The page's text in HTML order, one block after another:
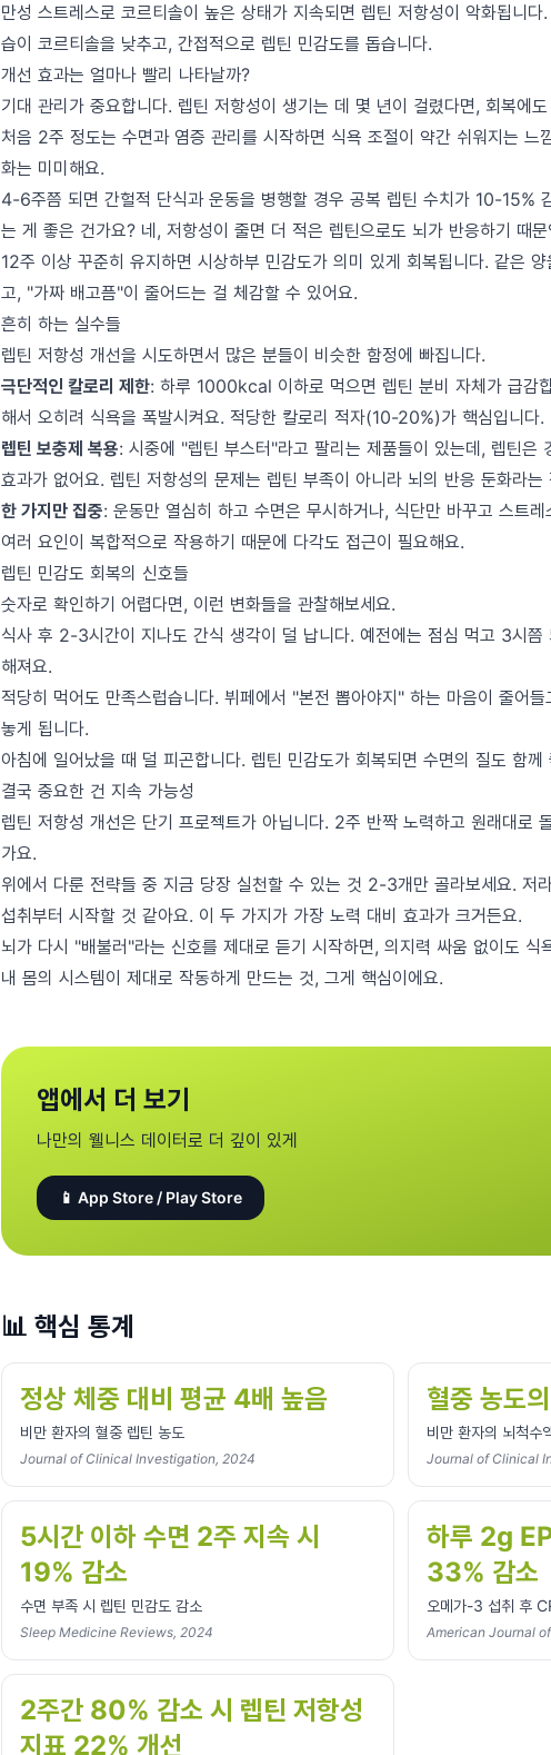
만성 스트레스로 코르티솔이 높은 상태가 지속되면 렙틴 저항성이 악화됩니
습이 코르티솔을 낮추고, 간접적으로 렙틴 민감도를 돕습니다.
개선 효과는 얼마나 빨리 나타날까?
기대 관리가 중요합니다. 렙틴 저항성이 생기는 데 몇 년이 걸렸다면, 회복에
처음 2주 정도는 수면과 염증 관리를 시작하면 식욕 조절이 약간 쉬워지는 느
화는 미미해요.
4-6주쯤 되면 간헐적 단식과 운동을 병행할 경우 공복 렙틴 수치가 10-15%
는 게 좋은 건가요? 네, 저항성이 줄면 더 적은 렙틴으로도 뇌가 반응하기 때문
12주 이상 꾸준히 유지하면 시상하부 민감도가 의미 있게 회복됩니다. 같은
고, "가짜 배고픔"이 줄어드는 걸 체감할 수 있어요.
흔히 하는 실수들
렙틴 저항성 개선을 시도하면서 많은 분들이 비슷한 함정에 빠집니다.
극단적인 칼로리 제한: 하루 1000kcal 이하로 먹으면 렙틴 분비 자체가 급감
해서 오히려 식욕을 폭발시켜요. 적당한 칼로리 적자(10-20%)가 핵심입니다.
렙틴 보충제 복용: 시중에 "렙틴 부스터"라고 팔리는 제품들이 있는데, 렙틴은
효과가 없어요. 렙틴 저항성의 문제는 렙틴 부족이 아니라 뇌의 반응 둔화라는
한 가지만 집중: 운동만 열심히 하고 수면은 무시하거나, 식단만 바꾸고 스트
여러 요인이 복합적으로 작용하기 때문에 다각도 접근이 필요해요.
렙틴 민감도 회복의 신호들
숫자로 확인하기 어렵다면, 이런 변화들을 관찰해보세요.
식사 후 2-3시간이 지나도 간식 생각이 덜 납니다. 예전에는 점심 먹고 3시쯤
해져요.
적당히 먹어도 만족스럽습니다. 뷔페에서 "본전 뽑아야지" 하는 마음이 줄어
놓게 됩니다.
아침에 일어났을 때 덜 피곤합니다. 렙틴 민감도가 회복되면 수면의 질도 함께
결국 중요한 건 지속 가능성
렙틴 저항성 개선은 단기 프로젝트가 아닙니다. 2주 반짝 노력하고 원래대로
가요.
위에서 다룬 전략들 중 지금 당장 실천할 수 있는 것 2-3개만 골라보세요. 저
섭취부터 시작할 것 같아요. 이 두 가지가 가장 노력 대비 효과가 크거든요.
뇌가 다시 "배불러"라는 신호를 제대로 듣기 시작하면, 의지력 싸움 없이도 식
내 몸의 시스템이 제대로 작동하게 만드는 것, 그게 핵심이에요.
앱에서 더 보기
나만의 웰니스 데이터로 더 깊이 있게
📱 App Store / Play Store
📊 핵심 통계
정상 체중 대비 평균 4배 높음
비만 환자의 혈중 렙틴 농도
Journal of Clinical Investigation, 2024
혈중 농도
비만 환자의 뇌척수
Journal of Clinical
5시간 이하 수면 2주 지속 시
19% 감소
수면 부족 시 렙틴 민감도 감소
Sleep Medicine Reviews, 2024
하루 2g
33% 감소
오메가-3 섭취 후
American Journal
2주간 80% 감소 시 렙틴 저항성
지표 22% 개선